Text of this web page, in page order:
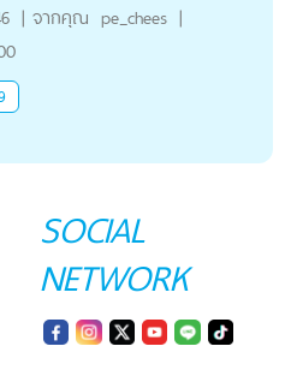
| จากคุณ pe_chees |
SOCIAL
NETWORK